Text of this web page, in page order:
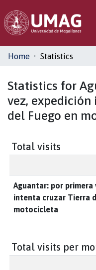
Communities
All of DSpace
Home Statistics
Statistics for
vez,
del Fuego en
Total visits
Aguantar: por primera
intenta cruzar Tierra
motocicleta
Total visits per